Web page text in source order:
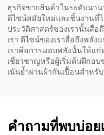
ธุรกิจขายสินค้าในระดับนา
ดีไซน์สมัยใหม่และชิ้นงานที่
ประวัติศาสตร์ของเรานั้นสื่
เรา ดีไซน์ของเราสื่อถึงพลั
เราคือการมอบพลังนั้นให้แก่
เชี่ยวชาญหรือผู้เริ่มต้นฝึกอ
เน้นย้ำผ่านผ้ากันเปื้อนสำหรับ
คำถามที่พบบ่อย